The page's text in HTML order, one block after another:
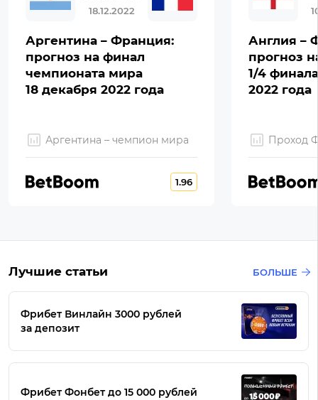
18.12.2022
Аргентина – Франция:
прогноз на финал
чемпионата мира
18 декабря 2022 года
Аргентина – чемпион мира
1.96
Англия –
прогноз
1/4
2022 года
Проход
Лучшие статьи БОЛЬШЕ
Фрибет Винлайн 3000 рублей
за депозит
Фрибет Фонбет до 15 000 рублей